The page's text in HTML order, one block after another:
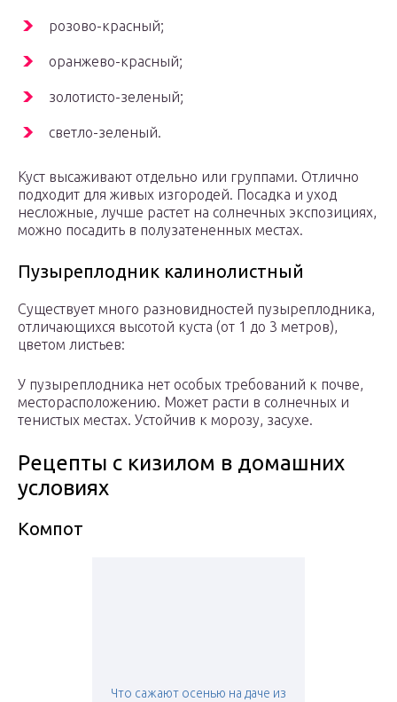
розово-красный;
оранжево-красный;
золотисто-зеленый;
светло-зеленый.
Куст высаживают отдельно или группами. Отлично
подходит для живых изгородей. Посадка и уход
несложные, лучше растет на солнечных экспозициях,
можно посадить в полузатененных местах.
Пузыреплодник калинолистный
Существует много разновидностей пузыреплодника,
отличающихся высотой куста (от 1 до 3 метров),
цветом листьев:
У пузыреплодника нет особых требований к почве,
месторасположению. Может расти в солнечных и
тенистых местах. Устойчив к морозу, засухе.
Рецепты с кизилом в домашних
условиях
Компот
Что сажают осенью на даче из